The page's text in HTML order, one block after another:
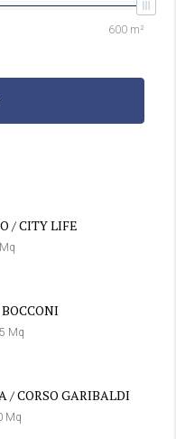
/ CITY LIFE
Mq
/ CORSO GARIBALDI
Mq